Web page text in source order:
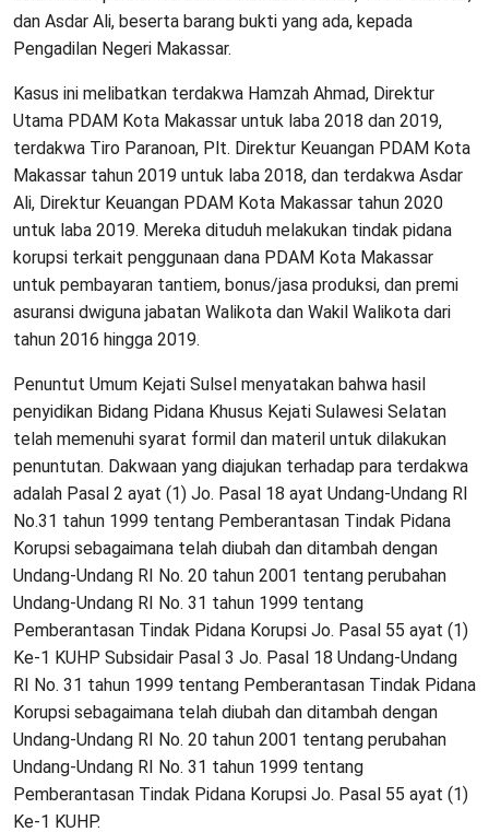
dan Asdar Ali, beserta barang bukti yang ada, kepada
Pengadilan Negeri Makassar.
Kasus ini melibatkan terdakwa Hamzah Ahmad, Direktur
Utama PDAM Kota Makassar untuk laba 2018 dan 2019,
terdakwa Tiro Paranoan, Plt. Direktur Keuangan PDAM Kota
Makassar tahun 2019 untuk laba 2018, dan terdakwa Asdar
Ali, Direktur Keuangan PDAM Kota Makassar tahun 2020
untuk laba 2019. Mereka dituduh melakukan tindak pidana
korupsi terkait penggunaan dana PDAM Kota Makassar
untuk pembayaran tantiem, bonus/jasa produksi, dan premi
asuransi dwiguna jabatan Walikota dan Wakil Walikota dari
tahun 2016 hingga 2019.
Penuntut Umum Kejati Sulsel menyatakan bahwa hasil
penyidikan Bidang Pidana Khusus Kejati Sulawesi Selatan
telah memenuhi syarat formil dan materil untuk dilakukan
penuntutan. Dakwaan yang diajukan terhadap para terdakwa
adalah Pasal 2 ayat (1) Jo. Pasal 18 ayat Undang-Undang RI
No.31 tahun 1999 tentang Pemberantasan Tindak Pidana
Korupsi sebagaimana telah diubah dan ditambah dengan
Undang-Undang RI No. 20 tahun 2001 tentang perubahan
Undang-Undang RI No. 31 tahun 1999 tentang
Pemberantasan Tindak Pidana Korupsi Jo. Pasal 55 ayat (1)
Ke-1 KUHP Subsidair Pasal 3 Jo. Pasal 18 Undang-Undang
RI No. 31 tahun 1999 tentang Pemberantasan Tindak Pidana
Korupsi sebagaimana telah diubah dan ditambah dengan
Undang-Undang RI No. 20 tahun 2001 tentang perubahan
Undang-Undang RI No. 31 tahun 1999 tentang
Pemberantasan Tindak Pidana Korupsi Jo. Pasal 55 ayat (1)
Ke-1 KUHP.